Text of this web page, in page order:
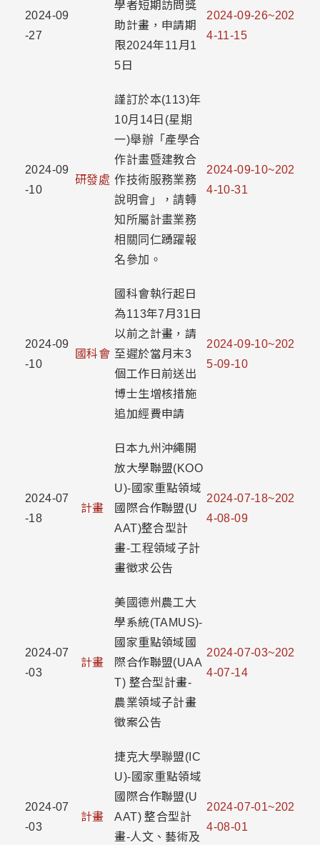
2024-09
-27
學者短期訪問獎
助計畫，申請期
限2024年11月1
5日
2024-09-26~202
4-11-15
2024-09
-10
研發處
謹訂於本(113)年
10月14日(星期
一)舉辦「產學合
作計畫暨建教合
作技術服務業務
說明會」，請轉
知所屬計畫業務
相關同仁踴躍報
名參加。
2024-09-10~202
4-10-31
2024-09
-10
國科會
國科會執行起日
為113年7月31日
以前之計畫，請
至遲於當月末3
個工作日前送出
博士生增核措施
追加經費申請
2024-09-10~202
5-09-10
2024-07
-18
計畫
日本九州沖繩開
放大學聯盟(KOO
U)-國家重點領域
國際合作聯盟(U
AAT)整合型計
畫-工程領域子計
畫徵求公告
2024-07-18~202
4-08-09
2024-07
-03
計畫
美國德州農工大
學系統(TAMUS)-
國家重點領域國
際合作聯盟(UAA
T) 整合型計畫-
農業領域子計畫
徵案公告
2024-07-03~202
4-07-14
2024-07
-03
計畫
捷克大學聯盟(IC
U)-國家重點領域
國際合作聯盟(U
AAT) 整合型計
畫-人文、藝術及
2024-07-01~202
4-08-01